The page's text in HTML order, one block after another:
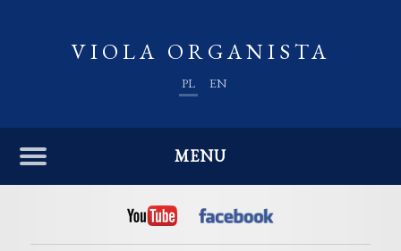
VIOLA ORGANISTA
PL EN
MENU